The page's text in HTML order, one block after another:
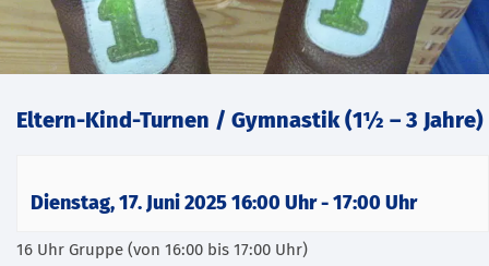
Eltern-Kind-Turnen / Gymnastik (1½ – 3 Jahre)
Dienstag, 17. Juni 2025 16:00 Uhr- 17:00 Uhr
16 Uhr Gruppe (von 16:00 bis 17:00 Uhr)